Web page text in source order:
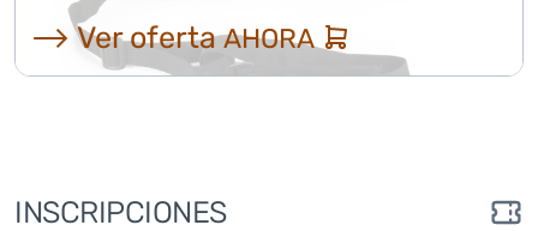
⟶ Ver ofertaAHORA
INSCRIPCIONES